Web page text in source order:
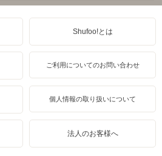
Shufoo!とは
ご利用についてのお問い合わせ
個人情報の取り扱いについて
法人のお客様へ